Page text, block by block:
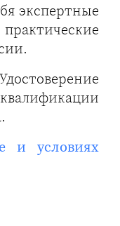
экспертные
Удостоверение
и условиях